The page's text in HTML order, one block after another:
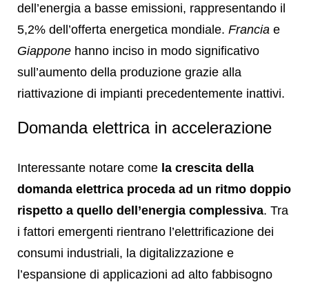
dell’energia a basse emissioni, rappresentando il
5,2% dell’offerta energetica mondiale. Francia e
Giappone hanno inciso in modo significativo
sull’aumento della produzione grazie alla
riattivazione di impianti precedentemente inattivi.
Domanda elettrica in accelerazione
Interessante notare come la crescita della
domanda elettrica proceda ad un ritmo doppio
rispetto a quello dell’energia complessiva. Tra
i fattori emergenti rientrano l’elettrificazione dei
consumi industriali, la digitalizzazione e
l’espansione di applicazioni ad alto fabbisogno